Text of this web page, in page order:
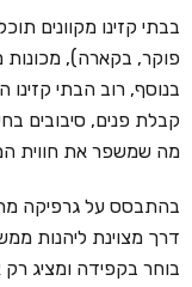
בבתי קזינו מקוונים
פוקר, בקארה), מכונות
בנוסף, רוב הבתי קזינו
קבלת פנים, סיבובים
מה שמשפר את חווית
בהתבסס על גרפיקה
בוחר בקפידה ומציג רק